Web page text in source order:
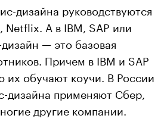
дизайна руководствуются
А в IBM, SAP или
— это базовая
Причем в IBM и SAP
обучают коучи. В России
дизайна применяют Сбер,
другие компании.